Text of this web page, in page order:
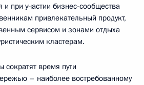
при участии бизнес-сообщества
привлекательный продукт,
сервисом и зонами отдыха
кластерам.
время пути
– наиболее востребованному